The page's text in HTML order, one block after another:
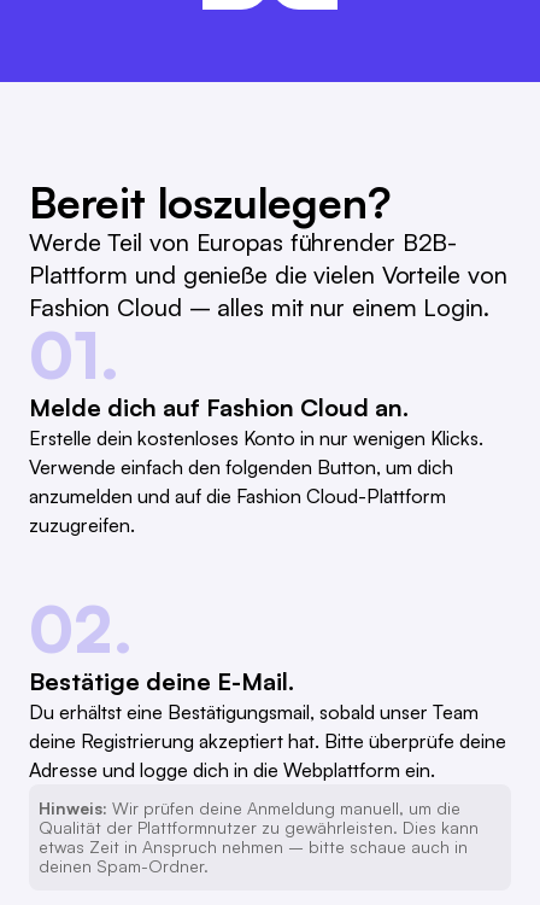
Bereit loszulegen?
Werde Teil von Europas führender B2B-
Plattform und genieße die vielen Vorteile von
Fashion Cloud – alles mit nur einem Login.
01.
Melde dich auf Fashion Cloud an.
Erstelle dein kostenloses Konto in nur wenigen Klicks.
Verwende einfach den folgenden Button, um dich
anzumelden und auf die Fashion Cloud-Plattform
zuzugreifen.
02.
Bestätige deine E-Mail.
Du erhältst eine Bestätigungsmail, sobald unser Team
deine Registrierung akzeptiert hat. Bitte überprüfe deine
Adresse und logge dich in die Webplattform ein.
Hinweis: Wir prüfen deine Anmeldung manuell, um die
Qualität der Plattformnutzer zu gewährleisten. Dies kann
etwas Zeit in Anspruch nehmen – bitte schaue auch in
deinen Spam-Ordner.